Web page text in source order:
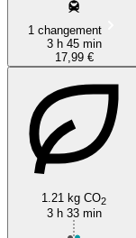
1 changement
3 h 45 min
17,99 €
1.21 kg CO2
3 h 33 min